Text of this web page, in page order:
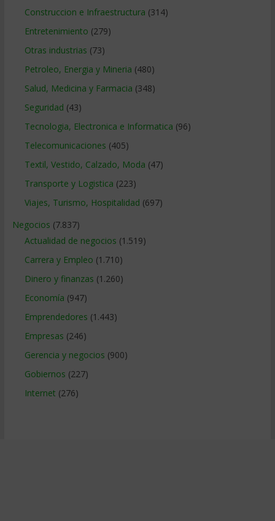
Construccion e Infraestructura (314)
Entretenimiento (279)
Otras industrias (73)
Petroleo, Energia y Mineria (480)
Salud, Medicina y Farmacia (348)
Seguridad (43)
Tecnologia, Electronica e Informatica (96)
Telecomunicaciones (405)
Textil, Vestido, Calzado, Moda (47)
Transporte y Logistica (223)
Viajes, Turismo, Hospitalidad (697)
Negocios (7.837)
Actualidad de negocios (1.519)
Carrera y Empleo (1.710)
Dinero y finanzas (1.260)
Economía (947)
Emprendedores (1.443)
Empresas (246)
Gerencia y negocios (900)
Gobiernos (227)
Internet (276)